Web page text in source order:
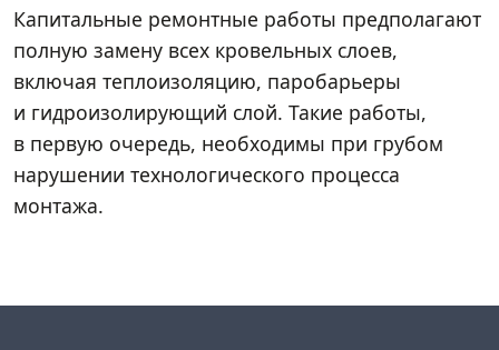
Капитальные ремонтные работы предполагают
полную замену всех кровельных слоев,
включая теплоизоляцию, паробарьеры
и гидроизолирующий слой. Такие работы,
в первую очередь, необходимы при грубом
нарушении технологического процесса
монтажа.